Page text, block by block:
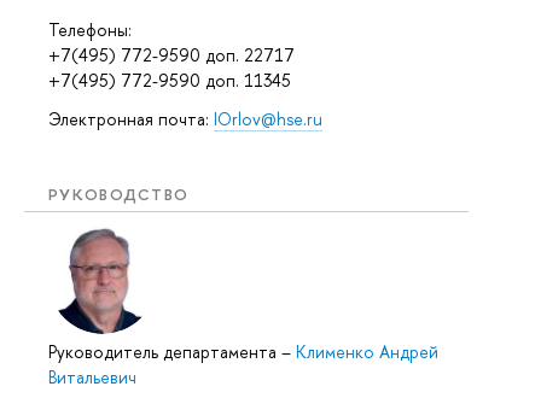
Телефоны:
+7(495) 772-9590 доп. 22717
+7(495) 772-9590 доп. 11345
Электронная почта: IOrlov@hse.ru
РУКОВОДСТВО
Руководитель департамента – Клименко Андрей
Витальевич